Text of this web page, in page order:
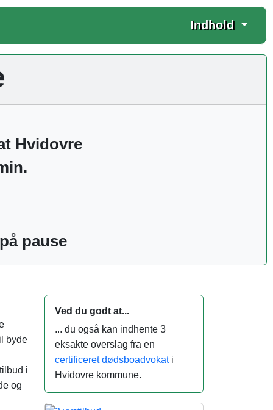
Indhold
Hvidovre
pause
byde
i
og
Ved du godt at...
... du også kan indhente 3
eksakte overslag fra en
certificeret dødsboadvokati
Hvidovre kommune.